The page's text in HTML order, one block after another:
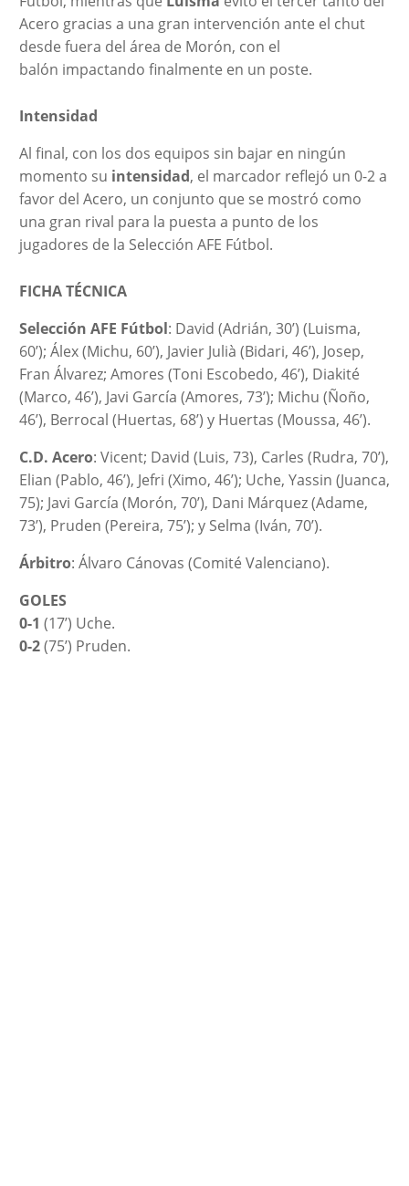
Acero gracias a una gran intervención ante el chut
desde fuera del área de Morón, con el
balón impactando finalmente en un poste.
Intensidad
Al final, con los dos equipos sin bajar en ningún
momento su intensidad, el marcador reflejó un 0-2 a
favor del Acero, un conjunto que se mostró como
una gran rival para la puesta a punto de los
jugadores de la Selección AFE Fútbol.
FICHA TÉCNICA
Selección AFE Fútbol: David (Adrián, 30’) (Luisma,
60’); Álex (Michu, 60’), Javier Julià (Bidari, 46’), Josep,
Fran Álvarez; Amores (Toni Escobedo, 46’), Diakité
(Marco, 46’), Javi García (Amores, 73’); Michu (Ñoño,
46’), Berrocal (Huertas, 68’) y Huertas (Moussa, 46’).
C.D. Acero: Vicent; David (Luis, 73), Carles (Rudra, 70’),
Elian (Pablo, 46’), Jefri (Ximo, 46’); Uche, Yassin (Juanca,
75); Javi García (Morón, 70’), Dani Márquez (Adame,
73’), Pruden (Pereira, 75’); y Selma (Iván, 70’).
Árbitro: Álvaro Cánovas (Comité Valenciano).
GOLES
0-1 (17’) Uche.
0-2(75’) Pruden.